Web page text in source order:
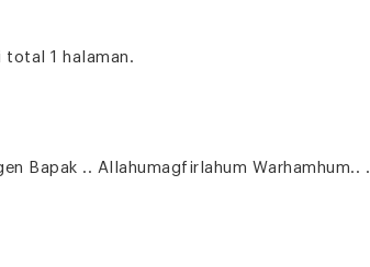
total 1 halaman.
Bapak .. Allahumagfirlahum Warhamhum.. .